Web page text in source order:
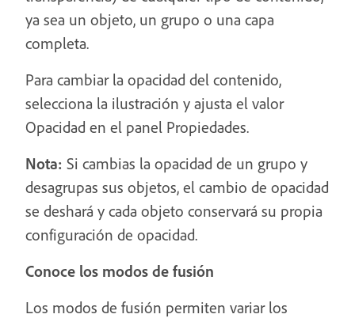
ya sea un objeto, un grupo o una capa
completa.
Para cambiar la opacidad del contenido,
selecciona la ilustración y ajusta el valor
Opacidad en el panel Propiedades.
Nota: Si cambias la opacidad de un grupo y
desagrupas sus objetos, el cambio de opacidad
se deshará y cada objeto conservará su propia
configuración de opacidad.
Conoce los modos de fusión
Los modos de fusión permiten variar los